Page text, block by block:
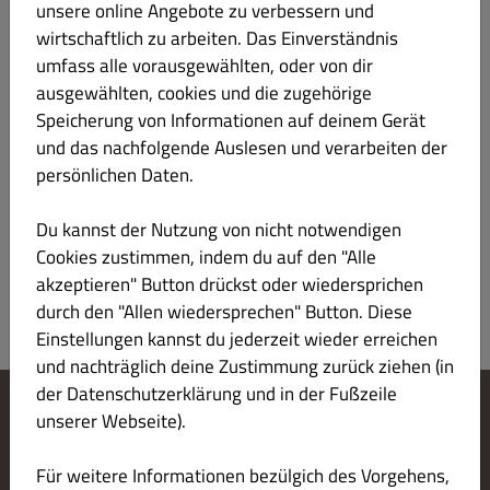
Reisgerichte-Angebot-A4
2 Reisgerichte Ihrer Wahl, Raita, 1 gem. Salat, 1 Fl. Soft Drink
Ihrer Wahl
Cookie-Einstellungen ändern
Datenschutzerklärung
unsere online Angebote zu verbessern und
wirtschaftlich zu arbeiten. Das Einverständnis
umfass alle vorausgewählten, oder von dir
ausgewählten, cookies und die zugehörige
Speicherung von Informationen auf deinem Gerät
und das nachfolgende Auslesen und verarbeiten der
persönlichen Daten.
Du kannst der Nutzung von nicht notwendigen
Cookies zustimmen, indem du auf den "Alle
akzeptieren" Button drückst oder wiedersprichen
durch den "Allen wiedersprechen" Button. Diese
Einstellungen kannst du jederzeit wieder erreichen
und nachträglich deine Zustimmung zurück ziehen (in
der Datenschutzerklärung und in der Fußzeile
unserer Webseite).
Für weitere Informationen bezülgich des Vorgehens,